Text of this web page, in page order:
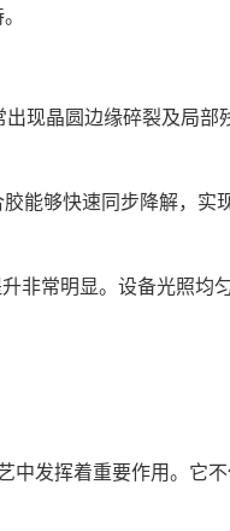
晶圆边缘碎裂及局部
能够快速同步降解，实
非常明显。设备光照均
发挥着重要作用。它不